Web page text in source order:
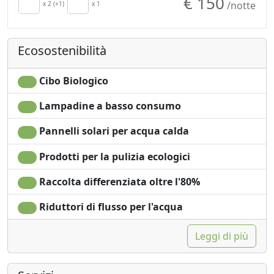
Aria Condizionata
autonomo
Cucina
Angolo cottura
Asciugacapelli
Soggiorno
Terrazza
Asciugamani
Lenzuola
Armadio o
Guardaroba
Scrivania
Divano
Zona pranzo
Pavimento in legno
Doccia
no monodose
Giardino
Vista giardino
Vista panoramica
Ingresso
indipendente
Microonde
x 2 (+1) x 1 /notte
Ecosostenibilità
Cibo Biologico
Lampadine a basso consumo
Pannelli solari per acqua calda
Prodotti per la pulizia ecologici
Raccolta differenziata oltre l'80%
Riduttori di flusso per l'acqua
Leggi di più